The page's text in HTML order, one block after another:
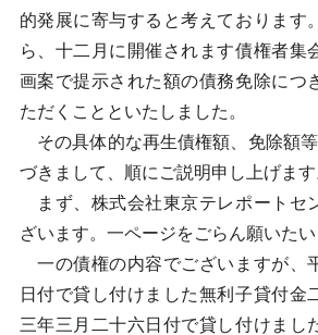
的発展に寄与すると考えております
ら、十二月に開催されます債権者集
画案で提示された額の債務免除につ
ただくことといたしました。
その具体的な再生債権額、免除額
づきまして、順にご説明申し上げます
まず、株式会社東京テレポートセ
ざいます。一ページをごらん願いたい
一の債権の内容でございますが、
日付で貸し付けました無利子貸付金
三年三月二十六日付で貸し付けまし